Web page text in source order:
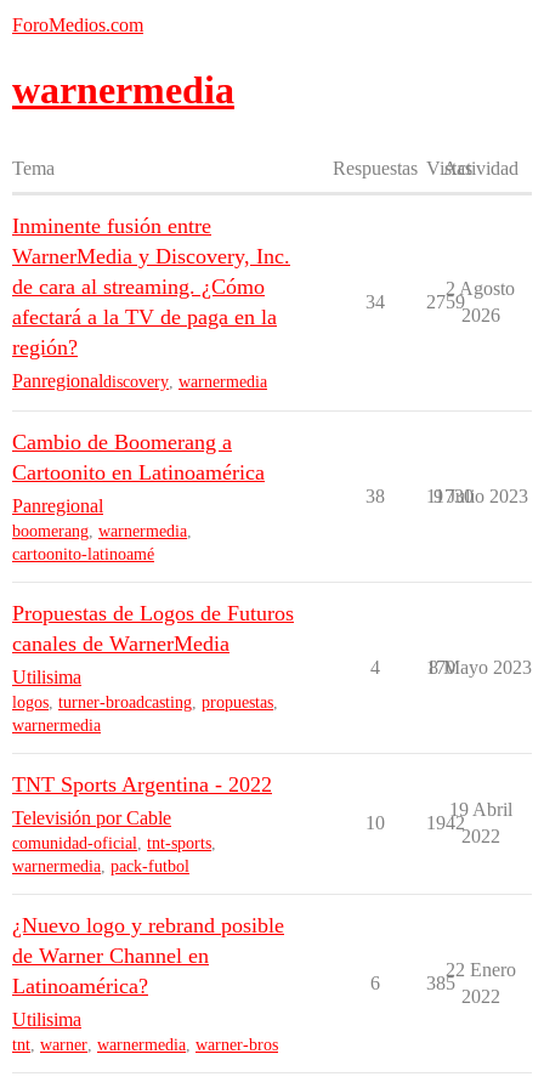
ForoMedios.com
warnermedia
Tema Respuestas Vistas
Actividad
Inminente fusión entre
WarnerMedia y Discovery, Inc.
de cara al streaming. ¿Cómo
afectará a la TV de paga en la
región?
Panregionaldiscovery warnermedia
34 2759
2 Agosto
2026
Cambio de Boomerang a
Cartoonito en Latinoamérica
Panregional
boomerang, warnermedia,
cartoonito-latinoamé
38 11730
9 Julio 2023
Propuestas de Logos de Futuros
canales de WarnerMedia
Utilisima
logos, turner-broadcasting, propuestas,
warnermedia
4 170
8 Mayo 2023
TNT Sports Argentina - 2022
Televisión por Cable
comunidad-oficial, tnt-sports,
warnermedia, pack-futbol
10 1942
19 Abril
2022
¿Nuevo logo y rebrand posible
de Warner Channel en
Latinoamérica?
Utilisima
tnt, warner, warnermedia, warner-bros
6 385
22 Enero
2022